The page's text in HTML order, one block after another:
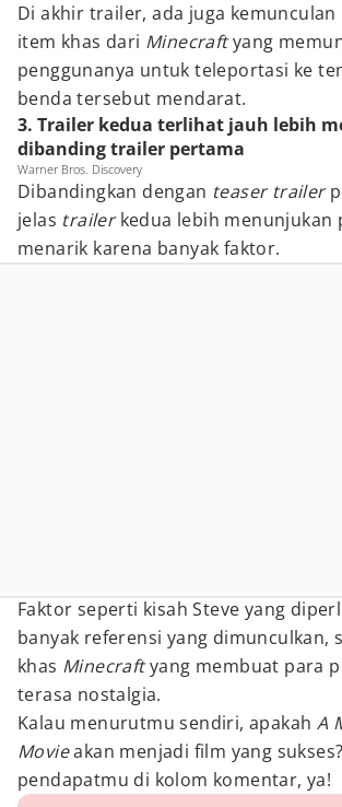
Di akhir trailer, ada juga kemunculan
item khas dari Minecraftyang
penggunanya untuk teleportasi ke
benda tersebut mendarat.
3. Trailer kedua terlihat jauh lebih
dibanding trailer pertama
Warner Bros. Discovery
Dibandingkan dengan teaser trailer
jelas trailerkedua lebih menunjukan
menarik karena banyak faktor.
Faktor seperti kisah Steve yang
banyak referensi yang dimunculkan,
khas Minecraftyang membuat para
terasa nostalgia.
Kalau menurutmu sendiri, apakah A
Movieakan menjadi film yang
pendapatmu di kolom komentar, ya!